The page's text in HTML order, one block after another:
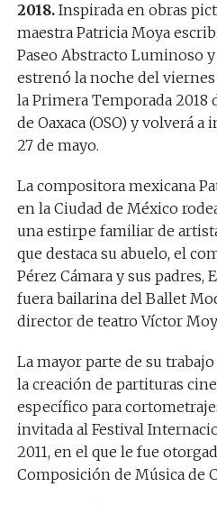
2018.Inspirada en obras
maestra Patricia Moya
Paseo Abstracto Luminoso y
estrenó la noche del
la Primera Temporada 2018
de Oaxaca (OSO) y volverá
27 de mayo.
La compositora mexicana
en la Ciudad de México
una estirpe familiar de
que destaca su abuelo, el
Pérez Cámara y sus padres,
fuera bailarina del Ballet
director de teatro Víctor
La mayor parte de su
la creación de partituras
específico para
invitada al Festival
2011, en el que le fue
Composición de Música de